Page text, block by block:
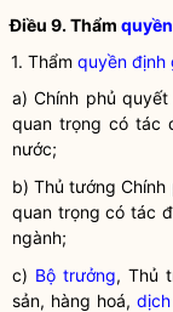
Điều 9. Thẩm quyền
1. Thẩm quyền định
a) Chính phủ
quan trọng có tác
nước;
b) Thủ tướng
quan trọng có tác
ngành;
c) Bộ trưởng, Thủ
sản, hàng hoá,